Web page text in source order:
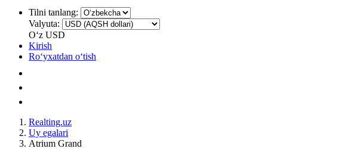
Tilni tanlang:
Valyuta:
Oʻz USD
Kirish
Roʻyxatdan oʻtish
Realting.uz
Uy egalari
Atrium Grand